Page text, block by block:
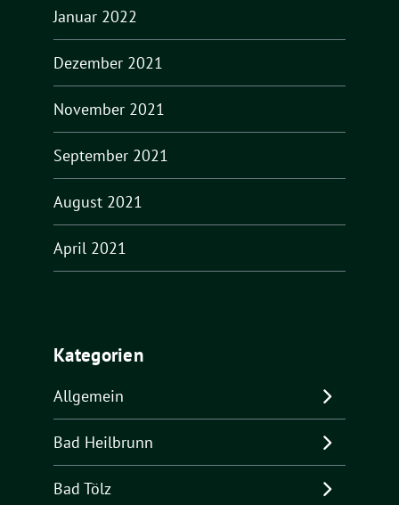
Januar 2022
Dezember 2021
November 2021
September 2021
August 2021
April 2021
Kategorien
Allgemein
Bad Heilbrunn
Bad Tölz